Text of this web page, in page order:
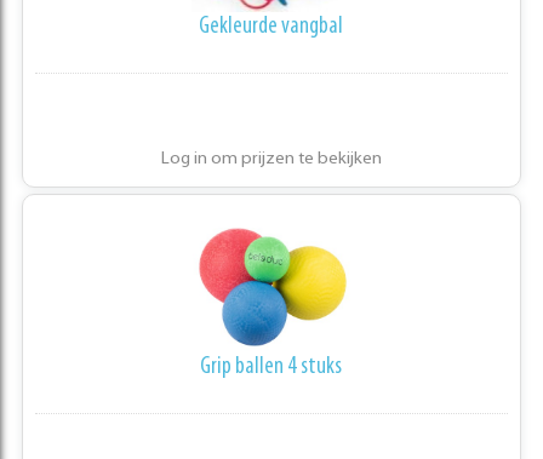
Gekleurde vangbal
Log in om prijzen te bekijken
Grip ballen 4 stuks